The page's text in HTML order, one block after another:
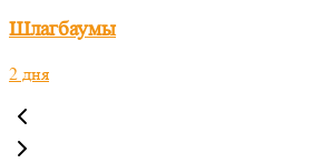
Шлагбаумы
2 дня